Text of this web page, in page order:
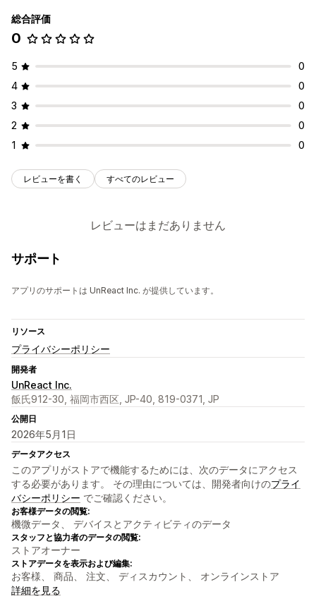
総合評価
0
5
0
4
0
3
0
2
0
1
0
レビューを書く すべてのレビュー
レビューはまだありません
サポート
アプリのサポートは UnReact Inc. が提供しています。
リソース
プライバシーポリシー
開発者
UnReact Inc.
飯氏912-30, 福岡市西区, JP-40, 819-0371, JP
公開日
2026年5月1日
データアクセス
このアプリがストアで機能するためには、次のデータにアクセス
する必要があります。 その理由については、開発者向けのプライ
バシーポリシー でご確認ください。
お客様データの閲覧:
機微データ、 デバイスとアクティビティのデータ
スタッフと協力者のデータの閲覧:
ストアオーナー
ストアデータを表示および編集:
お客様、 商品、 注文、 ディスカウント、 オンラインストア
詳細を見る